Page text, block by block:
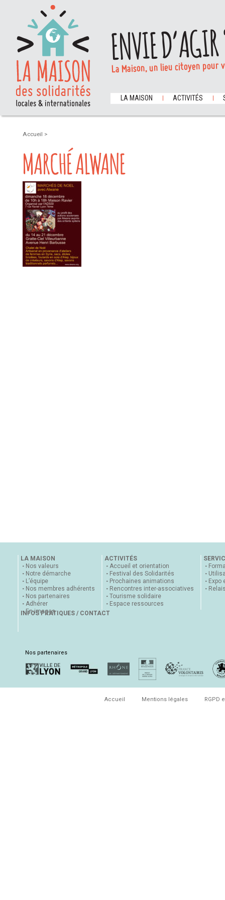
ENVIE
La Maison, un lieu citoyen
LA MAISON ACTIVITÉS
Accueil >
MARCHÉ ALWANE
LA MAISON
Nos valeurs
Notre démarche
L’équipe
Nos membres adhérents
Nos partenaires
Adhérer
En images
ACTIVITÉS
Accueil et orientation
Festival des Solidarités
Prochaines animations
Rencontres inter-associatives
Tourisme solidaire
Espace ressources
Expo
INFOS PRATIQUES / CONTACT
Nos partenaires
Accueil Mentions légales RGPD